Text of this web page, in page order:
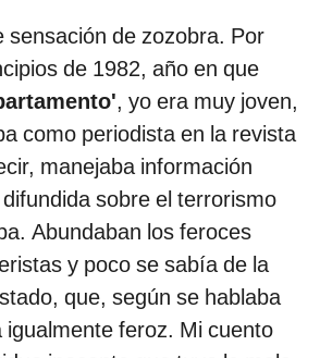
de zozobra. Por
de 1982, año en que
, yo era muy joven,
como periodista en la revista
manejaba información
sobre el terrorismo
Abundaban los feroces
y poco se sabía de la
que, según se hablaba
igualmente feroz. Mi cuento